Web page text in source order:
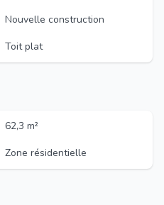
Nouvelle construction
Toit plat
62,3 m²
Zone résidentielle